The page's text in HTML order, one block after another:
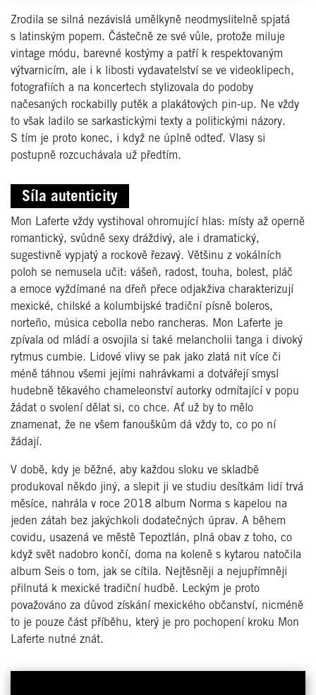
Zrodila se silná nezávislá umělkyně neodmyslitelně spjatá
s latinským popem. Částečně ze své vůle, protože miluje
vintage módu, barevné kostýmy a patří k respektovaným
výtvarnicím, ale i k libosti vydavatelství se ve videoklipech,
fotografiích a na koncertech stylizovala do podoby
načesaných rockabilly putěk a plakátových pin-up. Ne vždy
to však ladilo se sarkastickými texty a politickými názory.
S tím je proto konec, i když ne úplně odteď. Vlasy si
postupně rozcuchávala už předtím.
Síla autenticity
Mon Laferte vždy vystihoval ohromující hlas: místy až operně
romantický, svůdně sexy dráždivý, ale i dramatický,
sugestivně vypjatý a rockově řezavý. Většinu z vokálních
poloh se nemusela učit: vášeň, radost, touha, bolest, pláč
a emoce vyždímané na dřeň přece odjakživa charakterizují
mexické, chilské a kolumbijské tradiční písně boleros,
norteño, música cebolla nebo rancheras. Mon Laferte je
zpívala od mládí a osvojila si také melancholii tanga i divoký
rytmus cumbie. Lidové vlivy se pak jako zlatá nit více či
méně táhnou všemi jejími nahrávkami a dotvářejí smysl
hudebně těkavého chameleonství autorky odmítající v popu
žádat o svolení dělat si, co chce. Ať už by to mělo
znamenat, že ne všem fanouškům dá vždy to, co po ní
žádají.
V době, kdy je běžné, aby každou sloku ve skladbě
produkoval někdo jiný, a slepit ji ve studiu desítkám lidí trvá
měsíce, nahrála v roce 2018 album Norma s kapelou na
jeden zátah bez jakýchkoli dodatečných úprav. A během
covidu, usazená ve městě Tepoztlán, plná obav z toho, co
když svět nadobro končí, doma na koleně s kytarou natočila
album Seis o tom, jak se cítila. Nejtěsněji a nejupřímněji
přilnutá k mexické tradiční hudbě. Leckým je proto
považováno za důvod získání mexického občanství, nicméně
to je pouze část příběhu, který je pro pochopení kroku Mon
Laferte nutné znát.